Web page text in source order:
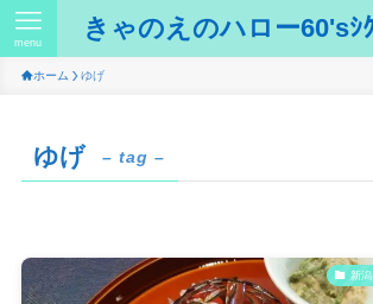
きゃのえのハロー60'sｼｸ
menu
ホーム ゆげ
ゆげ – tag –
新